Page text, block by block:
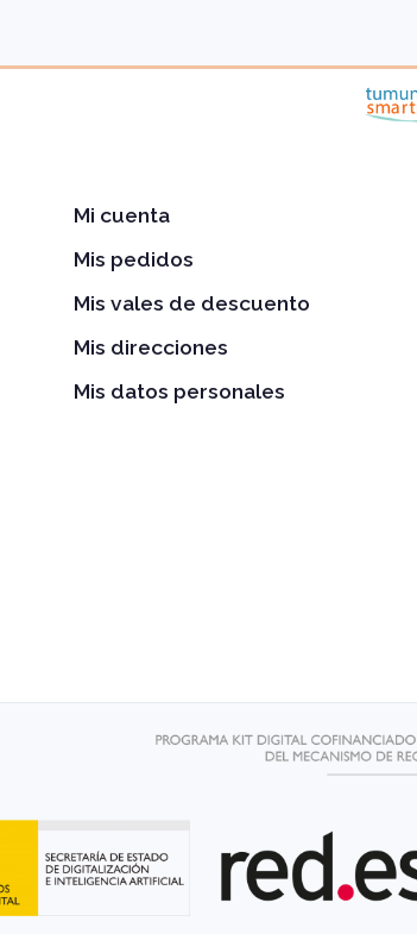
Mi cuenta
Mis pedidos
Mis vales de descuento
Mis direcciones
Mis datos personales